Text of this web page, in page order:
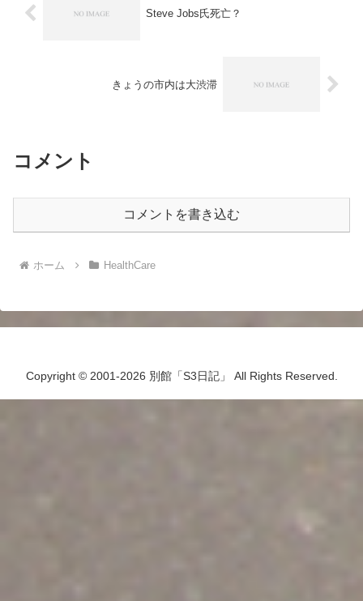
Steve Jobs氏死亡？
きょうの市内は大渋滞
コメント
コメントを書き込む
ホーム HealthCare
Copyright © 2001-2026 別館「S3日記」 All Rights Reserved.